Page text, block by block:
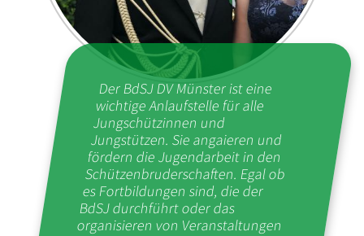
Der BdSJ DV Münster ist eine
wichtige Anlaufstelle für alle
Jungschützinnen und
Jungstützen. Sie angaieren und
fördern die Jugendarbeit in den
Schützenbruderschaften. Egal ob
es Fortbildungen sind, die der
BdSJ durchführt oder das
organisieren von Veranstaltungen